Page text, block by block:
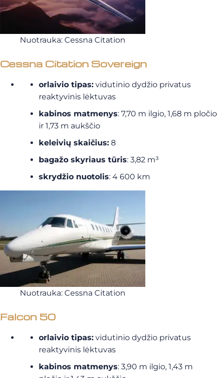
Nuotrauka: Cessna Citation
Cessna Citation Sovereign
orlaivio tipas: vidutinio dydžio privatus
reaktyvinis lėktuvas
kabinos matmenys: 7,70 m ilgio, 1,68 m pločio
ir 1,73 m aukščio
keleivių skaičius: 8
bagažo skyriaus tūris: 3,82 m³
skrydžio nuotolis: 4 600 km
Nuotrauka: Cessna Citation
Falcon 50
orlaivio tipas: vidutinio dydžio privatus
reaktyvinis lėktuvas
kabinos matmenys: 3,90 m ilgio, 1,43 m